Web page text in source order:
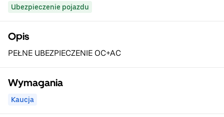
Ubezpieczenie pojazdu
Opis
PEŁNE UBEZPIECZENIE OC+AC
Wymagania
Kaucja